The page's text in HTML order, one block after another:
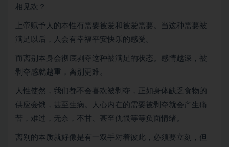
相见欢？
上帝赋予人的本性有需要被爱和被爱需要。当这种需要被
满足以后，人会有幸福平安快乐的感受。
而离别本身会彻底剥夺这种被满足的状态。感情越深，被
剥夺感就越重，离别更难。
人性使然，我们都不会喜欢被剥夺，正如身体缺乏食物的
供应会饿，甚至生病。人心内在的需要被剥夺就会产生痛
苦，难过，无奈，不甘、甚至仇恨等等负面情绪。
离别的本质就好像是有一双手对着彼此，必须要立刻，但